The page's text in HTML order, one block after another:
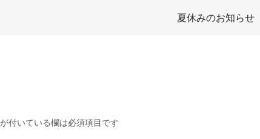
夏休みのお知らせ
が付いている欄は必須項目です